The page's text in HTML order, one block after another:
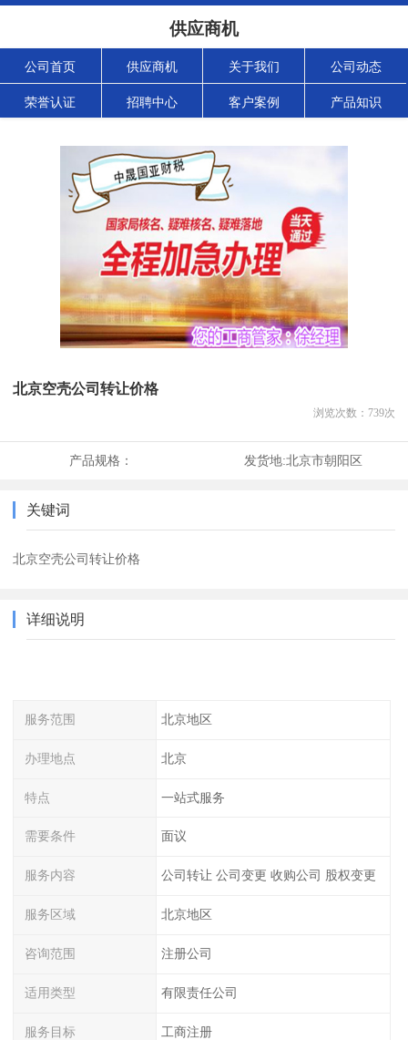
供应商机
公司首页 供应商机 关于我们 公司动态
荣誉认证 招聘中心 客户案例 产品知识
北京空壳公司转让价格
浏览次数： 739次
产品规格： 发货地:北京市朝阳区
关键词
北京空壳公司转让价格
详细说明
服务范围 北京地区
办理地点 北京
特点 一站式服务
需要条件 面议
服务内容 公司转让 公司变更 收购公司 股权变更
服务区域 北京地区
咨询范围 注册公司
适用类型 有限责任公司
服务目标 工商注册